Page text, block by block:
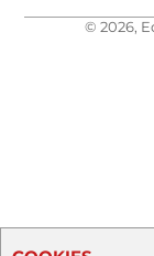
© 2026,